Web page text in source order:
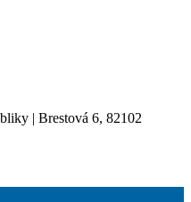
| Brestová 6, 82102